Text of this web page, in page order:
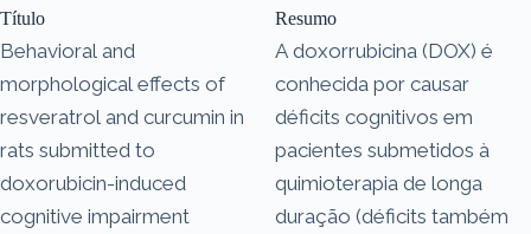
Título
Behavioral and
morphological effects of
resveratrol and curcumin in
rats submitted to
doxorubicin-induced
cognitive impairment
Resumo
A doxorrubicina (DOX) é
conhecida por causar
déficits cognitivos em
pacientes submetidos à
quimioterapia de longa
duração (déficits também